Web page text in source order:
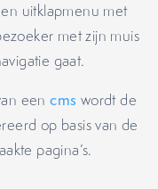
uitklapmenu met
met zijn muis
gaat.
eencms wordt de
op basis van de
pagina’s.